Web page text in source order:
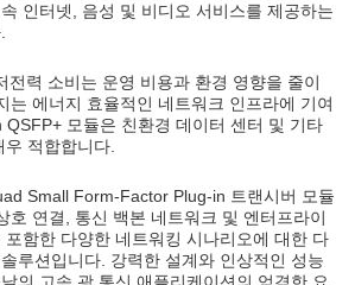
인터넷, 음성 및 비디오 서비스를 제공하는
전력 소비는 운영 비용과 환경 영향을 줄이
는 에너지 효율적인 네트워크 인프라에 기여
QSFP+ 모듈은 친환경 데이터 센터 및 기타
적합합니다.
Small Form-Factor Plug-in 트랜시버 모듈
호 연결, 통신 백본 네트워크 및 엔터프라이
함한 다양한 네트워킹 시나리오에 대한 다
루션입니다. 강력한 설계와 인상적인 성능